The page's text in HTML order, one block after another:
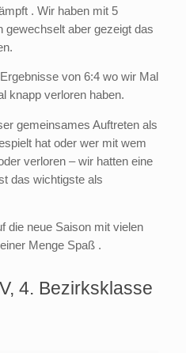
. Wir haben mit 5
gewechselt aber gezeigt das
von 6:4 wo wir Mal
knapp verloren haben.
gemeinsames Auftreten als
hat oder wer mit wem
verloren – wir hatten eine
das wichtigste als
die neue Saison mit vielen
Menge Spaß .
4. Bezirksklasse